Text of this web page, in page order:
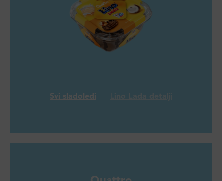
Svi sladoledi